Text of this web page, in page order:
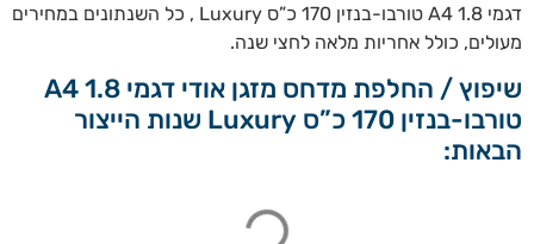
דגמי A4 1.8 טורבו-בנזין 170 כ”ס Luxury , כל השנתונים במחירים
מעולים, כולל אחריות מלאה לחצי שנה.
שיפוץ / החלפת מדחס מזגן אודי דגמי A4 1.8
טורבו-בנזין 170 כ”ס Luxury שנות הייצור
הבאות: